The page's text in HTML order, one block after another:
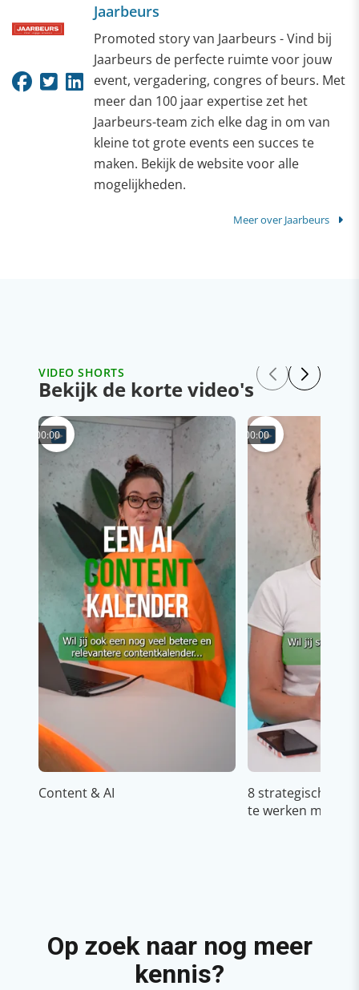
Jaarbeurs
Promoted story van Jaarbeurs - Vind bij
Jaarbeurs de perfecte ruimte voor jouw
event, vergadering, congres of beurs. Met
meer dan 100 jaar expertise zet het
Jaarbeurs-team zich elke dag in om van
kleine tot grote events een succes te
maken. Bekijk de website voor alle
mogelijkheden.
Meer over Jaarbeurs
VIDEO SHORTS
Bekijk de korte video's
00:00
Content & AI
00:00
8 strategische
te werken met
Op zoek naar nog meer
kennis?